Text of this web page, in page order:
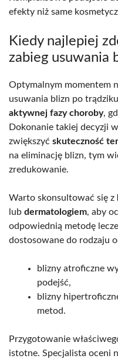
efekty niż same
Kiedy najlepiej
zabieg usuwania
Optymalnym momentem
usuwania blizn po
aktywnej fazy choroby,
Dokonanie takiej decyzji
zwiększyć skuteczność
na eliminację blizn, tym
zredukowanie.
Warto skonsultować się z
lub dermatologiem, aby
odpowiednią metodę
dostosowane do rodzaju
blizny atroficzne
podejść,
blizny
metod.
Przygotowanie
istotne. Specjalista oceni